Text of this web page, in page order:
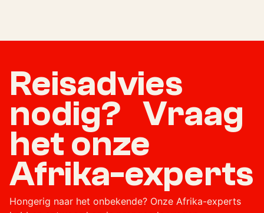
Reisadvies
nodig? Vraag
het onze
Afrika-experts
Hongerig naar het onbekende? Onze Afrika-experts